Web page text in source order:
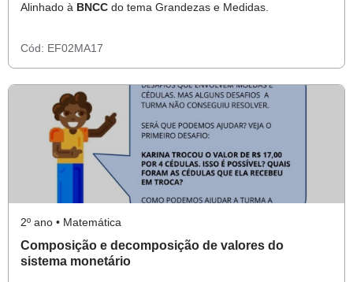
Alinhado à BNCC do tema Grandezas e Medidas.
Cód: EF02MA17
2º ano • Matemática
Composição e decomposição de valores do
sistema monetário